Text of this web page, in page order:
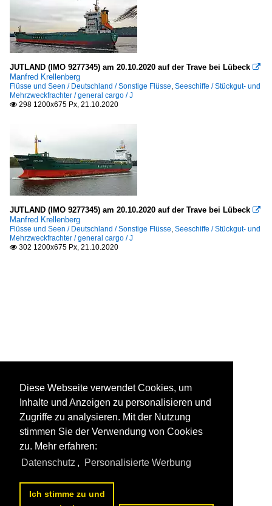
JUTLAND (IMO 9277345) am 20.10.2020 auf der Trave bei Lübeck 
Manfred Krellenberg
Flüsse und Seen / Deutschland / Sonstige Flüsse, Seeschiffe / Stückgut- und
Mehrzweckfrachter / general cargo / J
 298 1200x675 Px, 21.10.2020
JUTLAND (IMO 9277345) am 20.10.2020 auf der Trave bei Lübeck 
Manfred Krellenberg
Flüsse und Seen / Deutschland / Sonstige Flüsse, Seeschiffe / Stückgut- und
Mehrzweckfrachter / general cargo / J
 302 1200x675 Px, 21.10.2020
Diese Webseite verwendet Cookies, um
Inhalte und Anzeigen zu personalisieren und
Zugriffe zu analysieren. Mit der Nutzung
stimmen Sie der Verwendung von Cookies
zu. Mehr erfahren:
Datenschutz , Personalisierte Werbung
Ich stimme zu und